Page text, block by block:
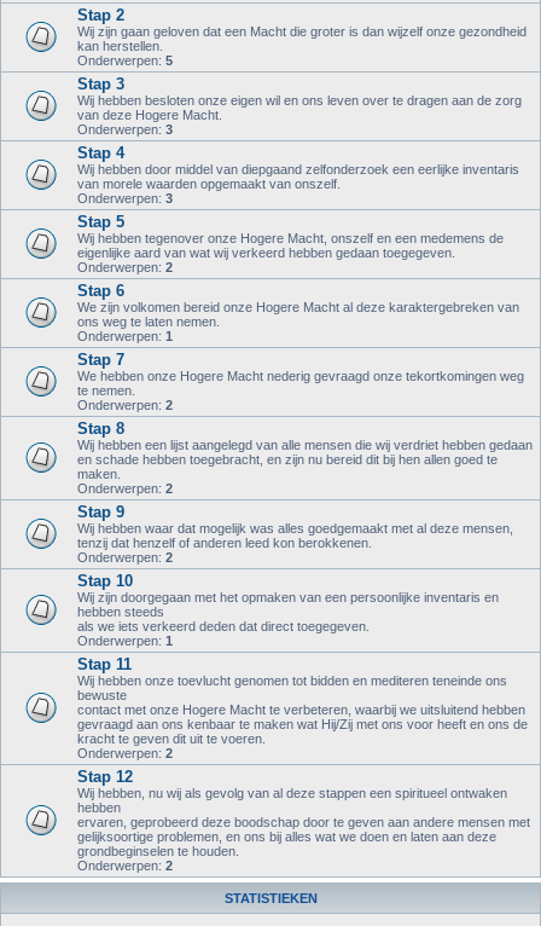
Stap 2
Wij zijn gaan geloven dat een Macht die groter is dan wijzelf onze gezondheid
kan herstellen.
Onderwerpen: 5
Stap 3
Wij hebben besloten onze eigen wil en ons leven over te dragen aan de zorg
van deze Hogere Macht.
Onderwerpen: 3
Stap 4
Wij hebben door middel van diepgaand zelfonderzoek een eerlijke inventaris
van morele waarden opgemaakt van onszelf.
Onderwerpen: 3
Stap 5
Wij hebben tegenover onze Hogere Macht, onszelf en een medemens de
eigenlijke aard van wat wij verkeerd hebben gedaan toegegeven.
Onderwerpen: 2
Stap 6
We zijn volkomen bereid onze Hogere Macht al deze karaktergebreken van
ons weg te laten nemen.
Onderwerpen: 1
Stap 7
We hebben onze Hogere Macht nederig gevraagd onze tekortkomingen weg
te nemen.
Onderwerpen: 2
Stap 8
Wij hebben een lijst aangelegd van alle mensen die wij verdriet hebben gedaan
en schade hebben toegebracht, en zijn nu bereid dit bij hen allen goed te
maken.
Onderwerpen: 2
Stap 9
Wij hebben waar dat mogelijk was alles goedgemaakt met al deze mensen,
tenzij dat henzelf of anderen leed kon berokkenen.
Onderwerpen: 2
Stap 10
Wij zijn doorgegaan met het opmaken van een persoonlijke inventaris en
hebben steeds
als we iets verkeerd deden dat direct toegegeven.
Onderwerpen: 1
Stap 11
Wij hebben onze toevlucht genomen tot bidden en mediteren teneinde ons
bewuste
contact met onze Hogere Macht te verbeteren, waarbij we uitsluitend hebben
gevraagd aan ons kenbaar te maken wat Hij/Zij met ons voor heeft en ons de
kracht te geven dit uit te voeren.
Onderwerpen: 2
Stap 12
Wij hebben, nu wij als gevolg van al deze stappen een spiritueel ontwaken
hebben
ervaren, geprobeerd deze boodschap door te geven aan andere mensen met
gelijksoortige problemen, en ons bij alles wat we doen en laten aan deze
grondbeginselen te houden.
Onderwerpen: 2
STATISTIEKEN